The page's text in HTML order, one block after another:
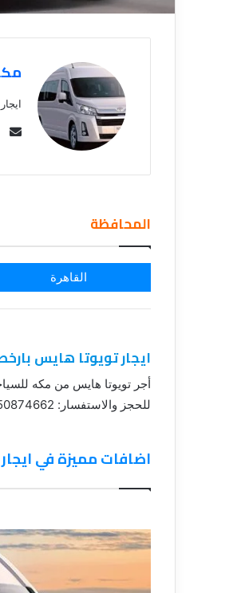
المحافظة
القاهرة
ايجار تويوتا هايس
أجر تويوتا هايس من مكه
للحجز والاستفسار: 01150874662
اضافات مميزة في